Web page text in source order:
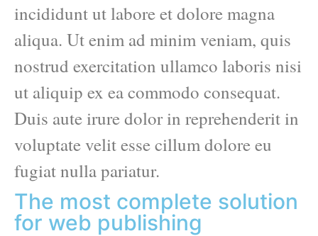
incididunt ut labore et dolore magna
aliqua. Ut enim ad minim veniam, quis
nostrud exercitation ullamco laboris nisi
ut aliquip ex ea commodo consequat.
Duis aute irure dolor in reprehenderit in
voluptate velit esse cillum dolore eu
fugiat nulla pariatur.
The most complete solution
for web publishing